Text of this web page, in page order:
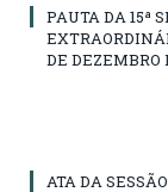
PAUTA DA 15ª
DE DEZEMBRO
ATA DA